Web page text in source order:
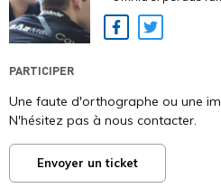
Facebook
Twitter
PARTICIPER
Une faute d'orthographe ou une
N'hésitez pas à nous contacter.
Envoyer un ticket